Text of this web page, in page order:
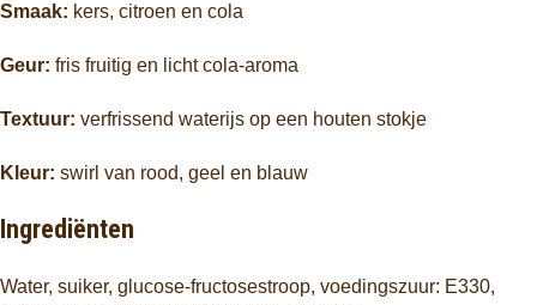
Smaak: kers, citroen en cola
Geur: fris fruitig en licht cola-aroma
Textuur: verfrissend waterijs op een houten stokje
Kleur: swirl van rood, geel en blauw
Ingrediënten
Water, suiker, glucose-fructosestroop, voedingszuur: E330,